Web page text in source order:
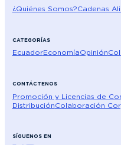
¿Quiénes Somos?Cadenas
CATEGORÍAS
EcuadorEconomíaOpinión
CONTÁCTENOS
Promoción y Licencias de
DistribuciónColaboración
SÍGUENOS EN